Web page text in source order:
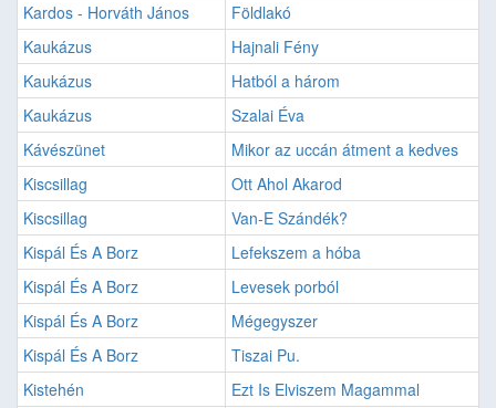
Kardos - Horváth János
Földlakó
Kaukázus
Hajnali Fény
Kaukázus
Hatból a három
Kaukázus
Szalai Éva
Kávészünet
Mikor az uccán átment a kedves
Kiscsillag
Ott Ahol Akarod
Kiscsillag
Van-E Szándék?
Kispál És A Borz
Lefekszem a hóba
Kispál És A Borz
Levesek porból
Kispál És A Borz
Mégegyszer
Kispál És A Borz
Tiszai Pu.
Kistehén
Ezt Is Elviszem Magammal